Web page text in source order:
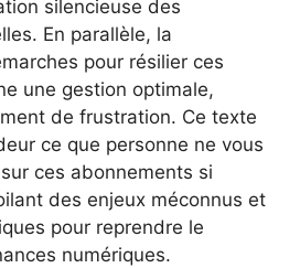
silencieuse des
En parallèle, la
pour résilier ces
une gestion optimale,
de frustration. Ce texte
ce que personne ne vous
ces abonnements si
des enjeux méconnus et
pour reprendre le
numériques.